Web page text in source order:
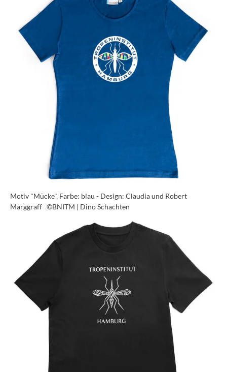
Motiv "Mücke", Farbe: blau - Design: Claudia und Robert
Marggraff ©BNITM | Dino Schachten